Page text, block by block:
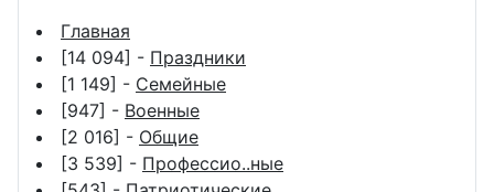
Главная
[14 094] - Праздники
[1 149] - Семейные
[947] - Военные
[2 016] - Общие
[3 539] - Профессио..ные